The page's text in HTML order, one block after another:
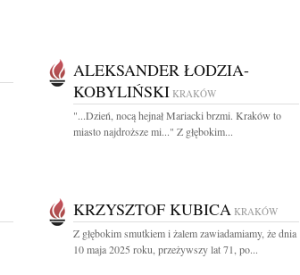
ALEKSANDER ŁODZIA-
KOBYLIŃSKI KRAKÓW
"...Dzień, nocą hejnał Mariacki brzmi. Kraków to
miasto najdroższe mi..." Z głębokim...
KRZYSZTOF KUBICA KRAKÓW
Z głębokim smutkiem i żalem zawiadamiamy, że dnia
10 maja 2025 roku, przeżywszy lat 71, po...